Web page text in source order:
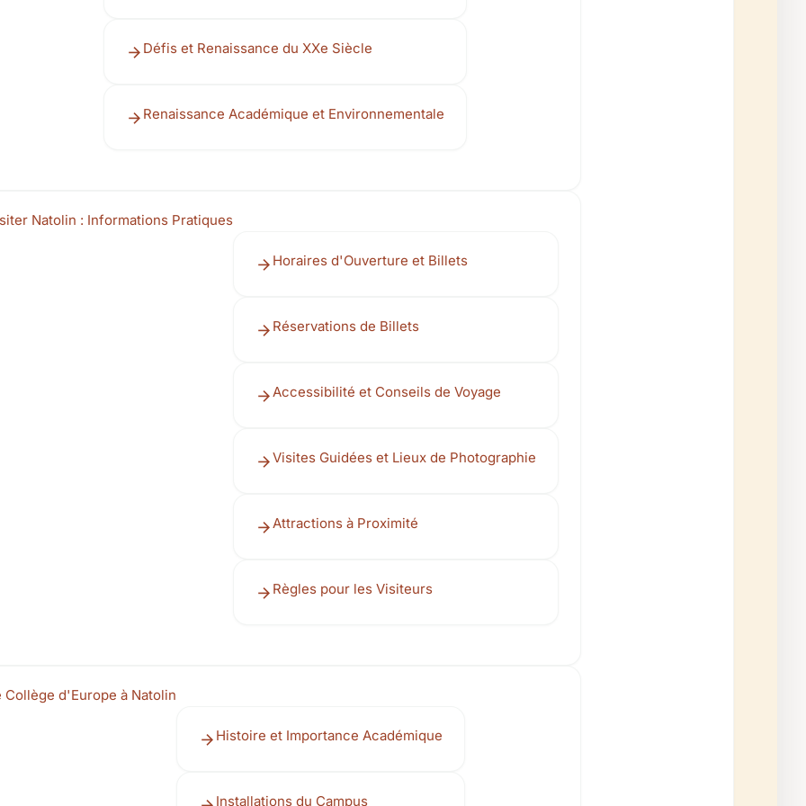
Défis et Renaissance du XXe Siècle
Renaissance Académique et Environnementale
Natolin : Informations Pratiques
Horaires d'Ouverture et Billets
Réservations de Billets
Accessibilité et Conseils de Voyage
Visites Guidées et Lieux de Photographie
Attractions à Proximité
Règles pour les Visiteurs
Collège d'Europe à Natolin
Histoire et Importance Académique
Installations du Campus